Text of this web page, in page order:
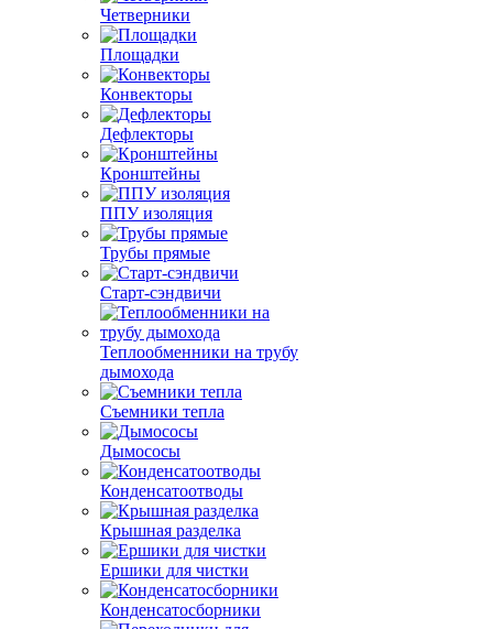
Четверники
Площадки
Конвекторы
Дефлекторы
Кронштейны
ППУ изоляция
Трубы прямые
Старт-сэндвичи
Теплообменники на трубу
дымохода
Съемники тепла
Дымососы
Конденсатоотводы
Крышная разделка
Ершики для чистки
Конденсатосборники